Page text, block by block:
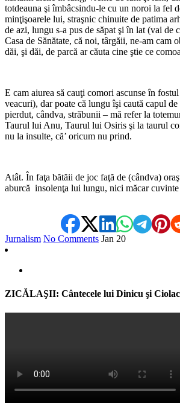
totdeauna şi îmbâcsindu-le cu un noroi la fel
minţişoarele lui, straşnic chinuite de patima
de azi, lungu s-a pus de săpat şi în lat (vai de
Casa de Sănătate, că noi, târgăii, ne-am cam
dăi, şi dăi, de parcă ar căuta cine ştie ce
E cam aiurea să cauţi comori ascunse în
veacuri), dar poate că lungu îşi caută capul
pierdut, cândva, străbunii – mă refer la
Taurul lui Anu, Taurul lui Osiris şi la taurul
nu la insulte, că’ oricum nu prind.
Atât. În faţa bătăii de joc faţă de (cândva)
aburcă insolenţa lui lungu, nici măcar
Jurnalism No Comments Jan 20
ZICĂLAŞII: Cântecele lui Dinicu şi